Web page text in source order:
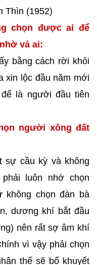
Thìn (1952)
chọn được ai để
vả ai:
bằng cách rời khỏi
xin lộc đầu năm mới
là người đầu tiên
người xông đất
sự cầu kỳ và không
luôn nhớ chọn
không chọn đàn bà
dương khí bắt đầu
nên rất sợ âm khí
vì vậy phải chọn
thế sẽ bổ khuyết